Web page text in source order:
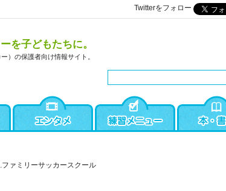
Twitterをフォロー
を子どもたちに。
）の保護者向け情報サイト。
ァミリーサッカースクール